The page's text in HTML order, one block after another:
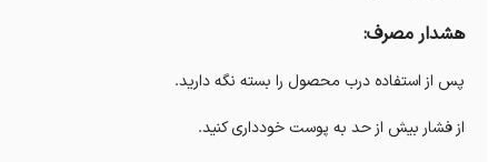
هشدار مصرف:
پس از استفاده درب محصول را بسته نگه دارید.
از فشار بیش از حد به پوست خودداری کنید.